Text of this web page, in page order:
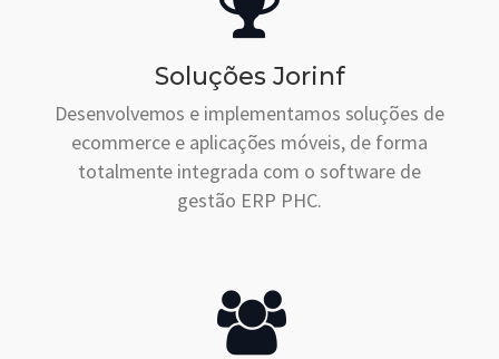
Soluções Jorinf
Desenvolvemos e implementamos soluções de
ecommerce e aplicações móveis, de forma
totalmente integrada com o software de
gestão ERP PHC.